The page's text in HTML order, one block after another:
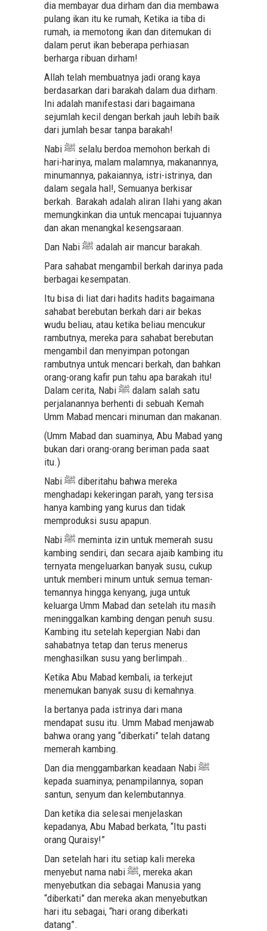
dia membayar dua dirham dan dia membawa
pulang ikan itu ke rumah, Ketika ia tiba di
rumah, ia memotong ikan dan ditemukan di
dalam perut ikan beberapa perhiasan
berharga ribuan dirham!
Allah telah membuatnya jadi orang kaya
berdasarkan dari barakah dalam dua dirham.
Ini adalah manifestasi dari bagaimana
sejumlah kecil dengan berkah jauh lebih baik
dari jumlah besar tanpa barakah!
Nabi ﷺ selalu berdoa memohon berkah di
hari-harinya, malam malamnya, makanannya,
minumannya, pakaiannya, istri-istrinya, dan
dalam segala hal!, Semuanya berkisar
berkah. Barakah adalah aliran Ilahi yang akan
memungkinkan dia untuk mencapai tujuannya
dan akan menangkal kesengsaraan.
Dan Nabi ﷺ adalah air mancur barakah.
Para sahabat mengambil berkah darinya pada
berbagai kesempatan.
Itu bisa di liat dari hadits hadits bagaimana
sahabat berebutan berkah dari air bekas
wudu beliau, atau ketika beliau mencukur
rambutnya, mereka para sahabat berebutan
mengambil dan menyimpan potongan
rambutnya untuk mencari berkah, dan bahkan
orang-orang kafir pun tahu apa barakah itu!
Dalam cerita, Nabi ﷺ dalam salah satu
perjalanannya berhenti di sebuah Kemah
Umm Mabad mencari minuman dan makanan.
(Umm Mabad dan suaminya, Abu Mabad yang
bukan dari orang-orang beriman pada saat
itu.)
Nabi ﷺ diberitahu bahwa mereka
menghadapi kekeringan parah, yang tersisa
hanya kambing yang kurus dan tidak
memproduksi susu apapun.
Nabi ﷺ meminta izin untuk memerah susu
kambing sendiri, dan secara ajaib kambing itu
ternyata mengeluarkan banyak susu, cukup
untuk memberi minum untuk semua teman-
temannya hingga kenyang, juga untuk
keluarga Umm Mabad dan setelah itu masih
meninggalkan kambing dengan penuh susu.
Kambing itu setelah kepergian Nabi dan
sahabatnya tetap dan terus menerus
menghasilkan susu yang berlimpah..
Ketika Abu Mabad kembali, ia terkejut
menemukan banyak susu di kemahnya.
Ia bertanya pada istrinya dari mana
mendapat susu itu. Umm Mabad menjawab
bahwa orang yang “diberkati” telah datang
memerah kambing.
Dan dia menggambarkan keadaan Nabi ﷺ
kepada suaminya; penampilannya, sopan
santun, senyum dan kelembutannya.
Dan ketika dia selesai menjelaskan
kepadanya, Abu Mabad berkata, “Itu pasti
orang Quraisy!”
Dan setelah hari itu setiap kali mereka
menyebut nama nabi ﷺ, mereka akan
menyebutkan dia sebagai Manusia yang
“diberkati” dan mereka akan menyebutkan
hari itu sebagai, “hari orang diberkati
datang”.